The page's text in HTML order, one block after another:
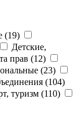
(19)
Детские,
прав (12)
(23)
(104)
туризм (110)